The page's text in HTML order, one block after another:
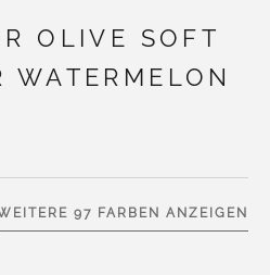
OLIVE SOFT
97 FARBEN ANZEIGEN